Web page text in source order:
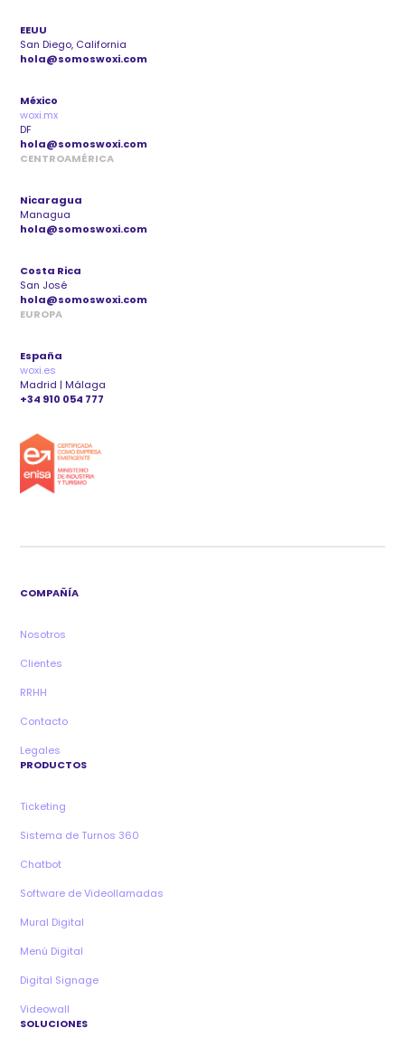
EEUU
San Diego, California
hola@somoswoxi.com
México
woxi.mx
DF
hola@somoswoxi.com
CENTROAMÉRICA
Nicaragua
Managua
hola@somoswoxi.com
Costa Rica
San José
hola@somoswoxi.com
EUROPA
España
woxi.es
Madrid | Málaga
+34 910 054 777
COMPAÑÍA
Nosotros
Clientes
RRHH
Contacto
Legales
PRODUCTOS
Ticketing
Sistema de Turnos 360
Chatbot
Software de Videollamadas
Mural Digital
Menú Digital
Digital Signage
Videowall
SOLUCIONES